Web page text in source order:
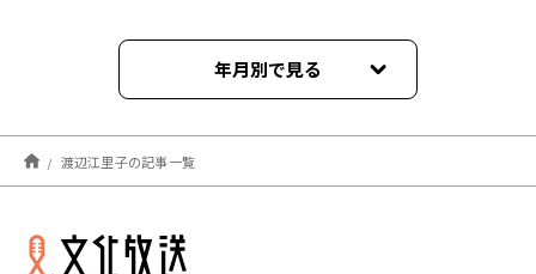
年月別で見る
2026年06月
2026年05月
2026年04月
渡辺江里子の記事一覧